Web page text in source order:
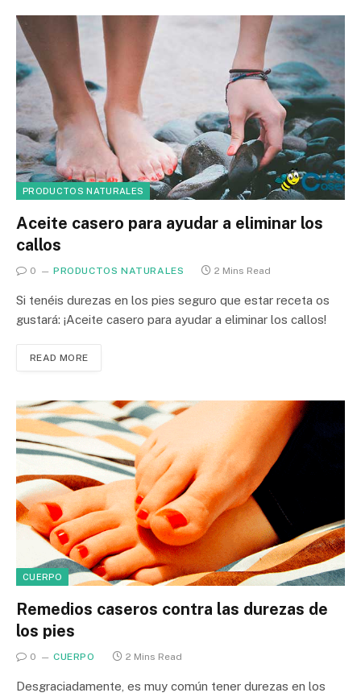
PRODUCTOS NATURALES
Aceite casero para ayudar a eliminar los
callos
0 PRODUCTOS NATURALES 2 Mins Read
Si tenéis durezas en los pies seguro que estar receta os
gustará: ¡Aceite casero para ayudar a eliminar los callos!
READ MORE
CUERPO
Remedios caseros contra las durezas de
los pies
0 CUERPO 2 Mins Read
Desgraciadamente, es muy común tener durezas en los